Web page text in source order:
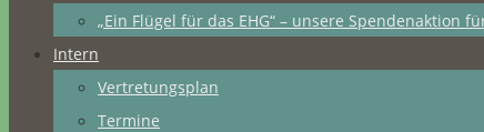
„Ein Flügel für das EHG“ – unsere Spendenaktion
Intern
Vertretungsplan
Termine